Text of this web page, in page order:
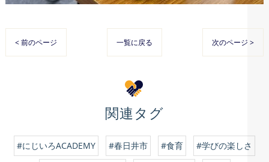
< 前のページ 一覧に戻る 次のページ >
関連タグ
#にじいろACADEMY #春日井市 #食育 #学びの楽しさ